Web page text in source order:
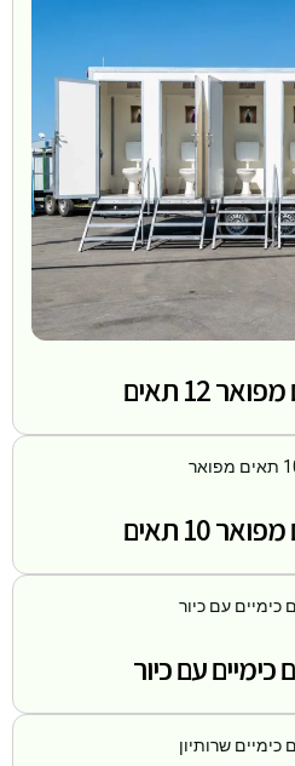
12 תאים
10 תאים
כימיים עם כיור